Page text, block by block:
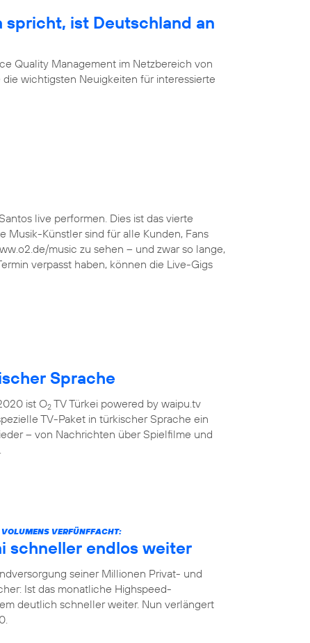
spricht, ist Deutschland an
Quality Management im Netzbereich von
wichtigsten Neuigkeiten für interessierte
live performen. Dies ist das vierte
Musik-Künstler sind für alle Kunden, Fans
music zu sehen – und zwar so lange,
verpasst haben, können die Live-Gigs
Sprache
ist O2 TV Türkei powered by waipu.tv
TV-Paket in türkischer Sprache ein
– von Nachrichten über Spielfilme und
VERFÜNFFACHT:
schneller endlos weiter
seiner Millionen Privat- und
Ist das monatliche Highspeed-
deutlich schneller weiter. Nun verlängert